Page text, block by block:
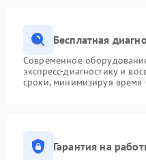
Бесплатная
Современное
экспресс-диагностику и
сроки, минимизируя время
Гарантия на